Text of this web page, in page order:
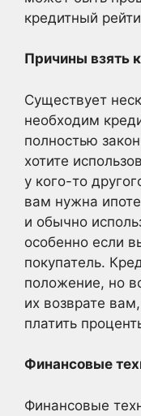
кредитный
Причины взять
Существует
необходим
полностью
хотите
у кого-то
вам нужна
и обычно
особенно если
покупатель.
положение, но
их возврате
платить
Финансовые
Финансовые